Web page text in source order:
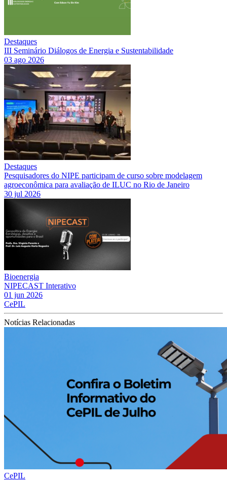
Destaques
III Seminário Diálogos de Energia e Sustentabilidade
03 ago 2026
Destaques
Pesquisadores do NIPE participam de curso sobre modelagem
agroeconômica para avaliação de ILUC no Rio de Janeiro
30 jul 2026
Bioenergia
NIPECAST Interativo
01 jun 2026
CePIL
Notícias Relacionadas
CePIL